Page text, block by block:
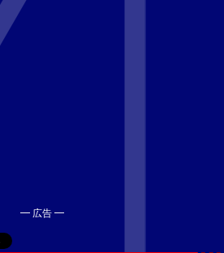
━ 広告 ━